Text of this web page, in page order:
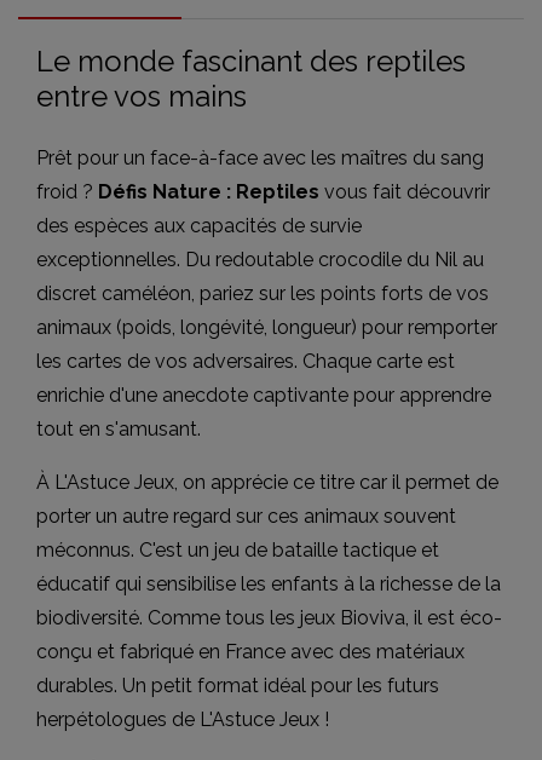
Le monde fascinant des reptiles
entre vos mains
Prêt pour un face-à-face avec les maîtres du sang
froid ? Défis Nature : Reptiles vous fait découvrir
des espèces aux capacités de survie
exceptionnelles. Du redoutable crocodile du Nil au
discret caméléon, pariez sur les points forts de vos
animaux (poids, longévité, longueur) pour remporter
les cartes de vos adversaires. Chaque carte est
enrichie d'une anecdote captivante pour apprendre
tout en s'amusant.
À L'Astuce Jeux, on apprécie ce titre car il permet de
porter un autre regard sur ces animaux souvent
méconnus. C'est un jeu de bataille tactique et
éducatif qui sensibilise les enfants à la richesse de la
biodiversité. Comme tous les jeux Bioviva, il est éco-
conçu et fabriqué en France avec des matériaux
durables. Un petit format idéal pour les futurs
herpétologues de L'Astuce Jeux !